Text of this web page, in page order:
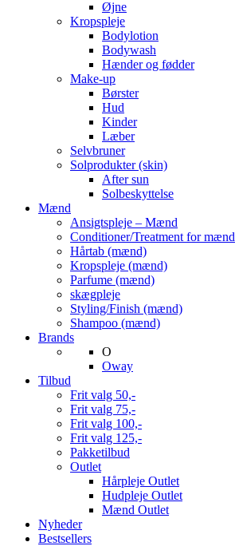
Øjne
Kropspleje
Bodylotion
Bodywash
Hænder og fødder
Make-up
Børster
Hud
Kinder
Læber
Selvbruner
Solprodukter (skin)
After sun
Solbeskyttelse
Mænd
Ansigtspleje – Mænd
Conditioner/Treatment for mænd
Hårtab (mænd)
Kropspleje (mænd)
Parfume (mænd)
skægpleje
Styling/Finish (mænd)
Shampoo (mænd)
Brands
O
Oway
Tilbud
Frit valg 50,-
Frit valg 75,-
Frit valg 100,-
Frit valg 125,-
Pakketilbud
Outlet
Hårpleje Outlet
Hudpleje Outlet
Mænd Outlet
Nyheder
Bestsellers